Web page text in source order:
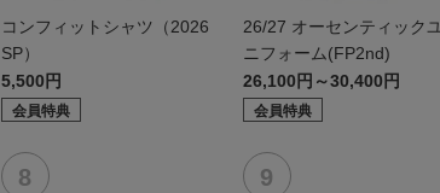
コンフィットシャツ（2026
SP）
5,500円
会員特典
26/27 オーセンティックユ
ニフォーム(FP2nd)
26,100円～30,400円
会員特典